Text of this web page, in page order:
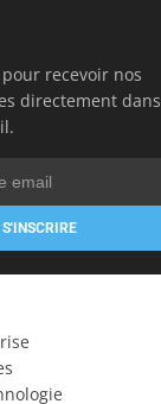
recevoir nos
directement dans
S'INSCRIRE